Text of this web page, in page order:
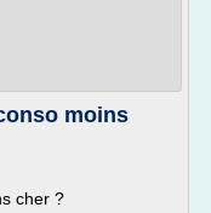
moins
cher ?